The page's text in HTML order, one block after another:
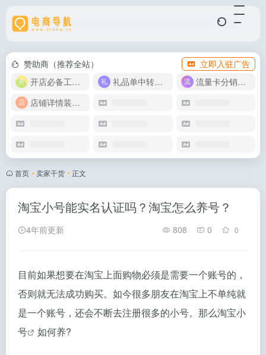
赞助商（推荐全站）
立即入驻广告
开店必备工具箱
礼品单中转同步单
流量卡分销代理
店铺详情装修模版
首页 • 卖家干货 • 正文
淘宝小号能实名认证吗？淘宝怎么养号？
4年前更新 808 0 0
目前如果想要在淘宝上面购物必须是需要一个账号的，
否则就无法成功购买。如今很多朋友在淘宝上不单纯就
是一个账号，还会不断去注册很多的小号。那么淘宝小
号
如何养?